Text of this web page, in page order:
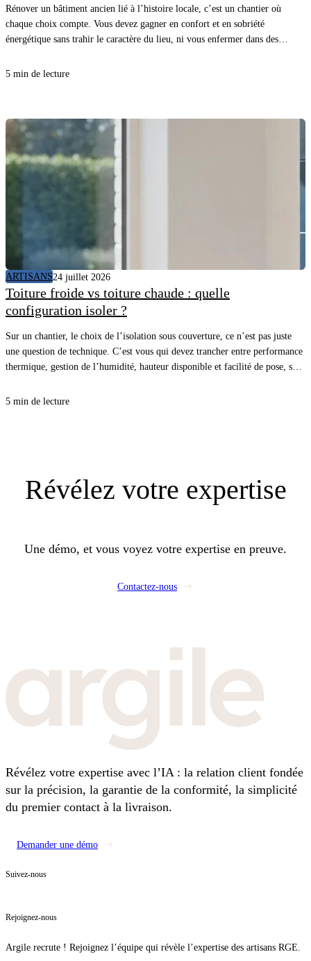
Rénover un bâtiment ancien lié à l’histoire locale, c’est un chantier où
chaque choix compte. Vous devez gagner en confort et en sobriété
énergétique sans trahir le caractère du lieu, ni vous enfermer dans des
avancez vite, proprement, et vous sécurisez le résultat.
5 min de lecture
ARTISANS24 juillet 2026
Toiture froide vs toiture chaude : quelle
configuration isoler ?
Sur un chantier, le choix de l’isolation sous couverture, ce n’est pas juste
une question de technique. C’est vous qui devez trancher entre performance
thermique, gestion de l’humidité, hauteur disponible et facilité de pose, sans
d’été comme d’hiver, et vous évitez les désordres qui coûtent cher au retour.
5 min de lecture
Révélez votre expertise
Une démo, et vous voyez votre expertise en preuve.
Contactez-nous
Révélez votre expertise avec l’IA : la relation client fondée
sur la précision, la garantie de la conformité, la simplicité
du premier contact à la livraison.
Demander une démo
Suivez-nous
Rejoignez-nous
Argile recrute ! Rejoignez l’équipe qui révèle l’expertise des artisans RGE.